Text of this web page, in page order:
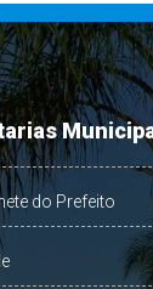
do Prefeito